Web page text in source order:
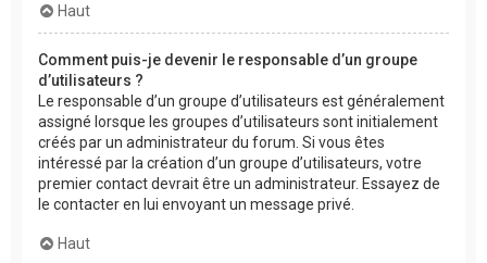
Haut
Comment puis-je devenir le responsable d’un groupe
d’utilisateurs ?
Le responsable d’un groupe d’utilisateurs est généralement
assigné lorsque les groupes d’utilisateurs sont initialement
créés par un administrateur du forum. Si vous êtes
intéressé par la création d’un groupe d’utilisateurs, votre
premier contact devrait être un administrateur. Essayez de
le contacter en lui envoyant un message privé.
Haut